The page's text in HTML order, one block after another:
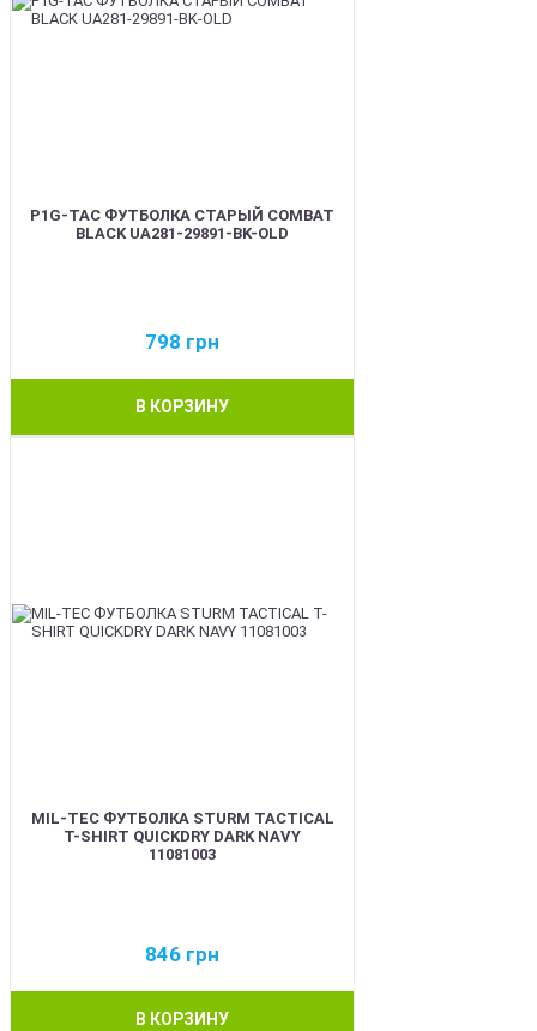
P1G-TAC ФУТБОЛКА СТАРЫЙ COMBAT
BLACK UA281-29891-BK-OLD
798 грн
В КОРЗИНУ
MIL-TEC ФУТБОЛКА STURM TACTICAL
T-SHIRT QUICKDRY DARK NAVY
11081003
846 грн
В КОРЗИНУ